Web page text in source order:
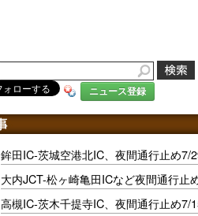
ニュース登録
鉾田IC-茨城空港北IC、夜間通行止め7/
大内JCT-松ヶ崎亀田ICなど夜間通行止
高槻IC-茨木千提寺IC、夜間通行止め7/